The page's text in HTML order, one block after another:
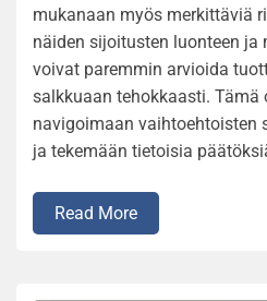
mukanaan myös merkittäviä
näiden sijoitusten luonteen
voivat paremmin arvioida
salkkuaan tehokkaasti. Tämä
navigoimaan vaihtoehtoisten
ja tekemään tietoisia
Read More